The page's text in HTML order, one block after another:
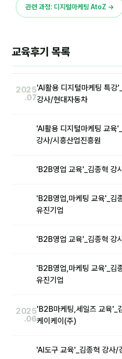
커뮤니티
등급 · 포인트
공지사항
관련 과정: 디지털마케팅 AtoZ →
교육후기 목록
2025
.07
'AI활용 디지털마케팅 특강
강사/현대자동차
'AI활용 디지털마케팅 교육
강사/시흥산업진흥원
'B2B영업 교육'_김종혁 강
'B2B영업,마케팅 교육'_김
유진기업
'B2B영업 교육'_김종혁 강
'B2B영업,마케팅 교육'_김
유진기업
2025
.06
'B2B마케팅,세일즈 교육'_
케이케이(주)
'AI도구 교육'_김종혁 강사/